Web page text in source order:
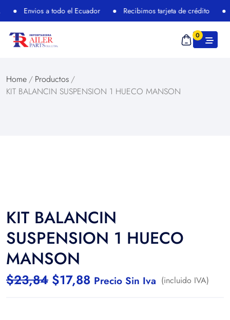
Envios a todo el Ecuador Recibimos tarjeta de crédito
0
Home / Productos /
KIT BALANCIN SUSPENSION 1 HUECO MANSON
KIT BALANCIN
SUSPENSION 1 HUECO
MANSON
$23,84 $17,88 Precio Sin Iva (incluido IVA)